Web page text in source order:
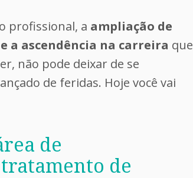
profissional, a ampliação de
a ascendência na carreira que
não pode deixar de se
de feridas. Hoje você vai
de
de